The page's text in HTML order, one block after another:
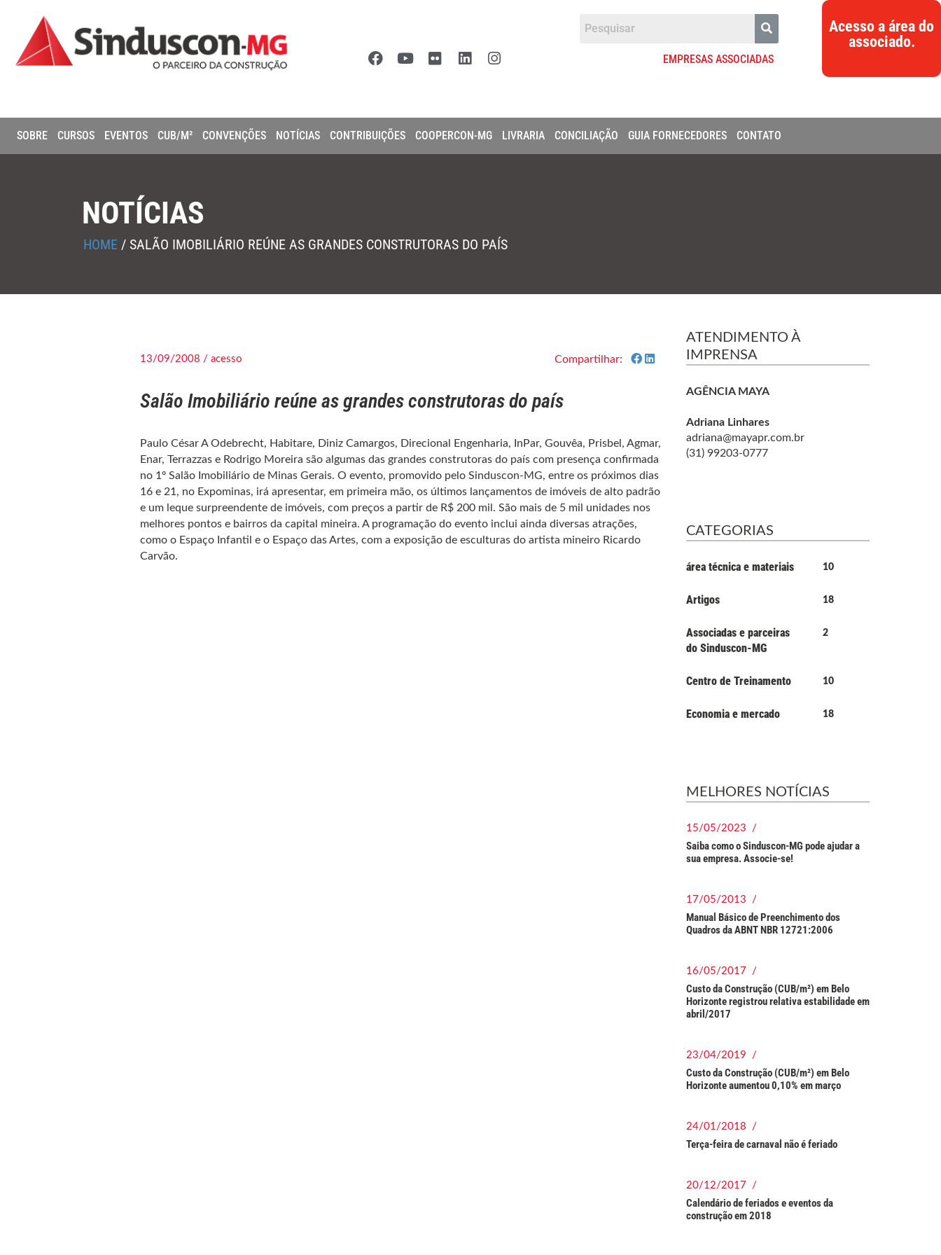
EMPRESAS ASSOCIADAS
Acesso a área do
associado.
SOBRE CURSOS EVENTOS CUB/M² CONVENÇÕES NOTÍCIAS CONTRIBUIÇÕES COOPERCON-MG LIVRARIA CONCILIAÇÃO GUIA FORNECEDORES CONTATO
NOTÍCIAS
HOME / SALÃO IMOBILIÁRIO REÚNE AS GRANDES CONSTRUTORAS DO PAÍS
13/09/2008 / acesso Compartilhar:
Salão Imobiliário reúne as grandes construtoras do país
Paulo César A Odebrecht, Habitare, Diniz Camargos, Direcional Engenharia, InPar, Gouvêa, Prisbel, Agmar,
Enar, Terrazzas e Rodrigo Moreira são algumas das grandes construtoras do país com presença confirmada
no 1º Salão Imobiliário de Minas Gerais. O evento, promovido pelo Sinduscon-MG, entre os próximos dias
16 e 21, no Expominas, irá apresentar, em primeira mão, os últimos lançamentos de imóveis de alto padrão
e um leque surpreendente de imóveis, com preços a partir de R$ 200 mil. São mais de 5 mil unidades nos
melhores pontos e bairros da capital mineira. A programação do evento inclui ainda diversas atrações,
como o Espaço Infantil e o Espaço das Artes, com a exposição de esculturas do artista mineiro Ricardo
Carvão.
ATENDIMENTO À
IMPRENSA
AGÊNCIA MAYA
Adriana Linhares
adriana@mayapr.com.br
(31) 99203-0777
CATEGORIAS
área técnica e materiais 10
Artigos 18
Associadas e parceiras
do Sinduscon-MG
2
Centro de Treinamento 10
Economia e mercado 18
MELHORES NOTÍCIAS
15/05/2023 /
Saiba como o Sinduscon-MG pode ajudar a
sua empresa. Associe-se!
17/05/2013 /
Manual Básico de Preenchimento dos
Quadros da ABNT NBR 12721:2006
16/05/2017 /
Custo da Construção (CUB/m²) em Belo
Horizonte registrou relativa estabilidade em
abril/2017
23/04/2019 /
Custo da Construção (CUB/m²) em Belo
Horizonte aumentou 0,10% em março
24/01/2018 /
Terça-feira de carnaval não é feriado
20/12/2017 /
Calendário de feriados e eventos da
construção em 2018